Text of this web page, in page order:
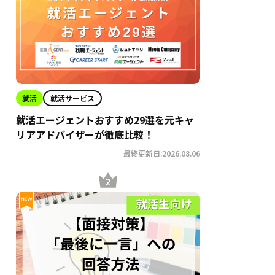
就活 就活サービス
就活エージェントおすすめ29選を元キャ
リアアドバイザーが徹底比較！
最終更新日:2026.08.06